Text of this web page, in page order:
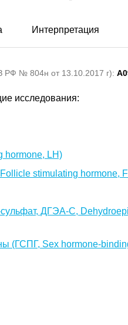
Интерпретация
РФ № 804н от 13.10.2017 г):
исследования:
hormone, LH)
stimulating hormone,
ДГЭА-С,
(ГСПГ, Sex hormone-